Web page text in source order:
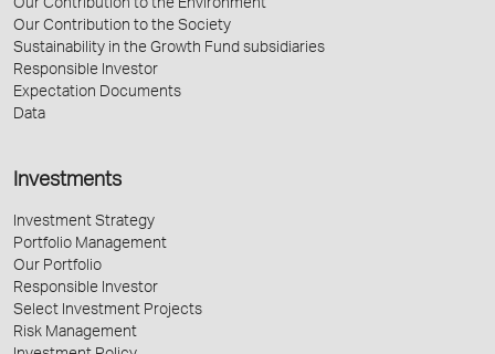
Our Contribution to the Environment
Our Contribution to the Society
Sustainability in the Growth Fund subsidiaries
Responsible Investor
Expectation Documents
Data
Investments
Investment Strategy
Portfolio Management
Our Portfolio
Responsible Investor
Select Investment Projects
Risk Management